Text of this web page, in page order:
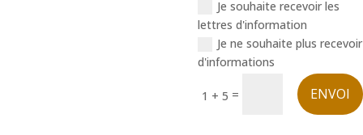
Je souhaite recevoir les
lettres d'information
Je ne souhaite plus recevoir
d'informations
1 + 5 = ENVOI